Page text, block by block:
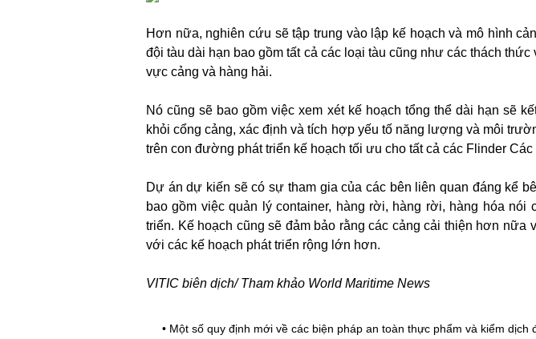
Hơn nữa, nghiên cứu sẽ tập trung vào lập kế hoạch và mô hình
đội tàu dài hạn bao gồm tất cả các loại tàu cũng như các thách
vực cảng và hàng hải.
Nó cũng sẽ bao gồm việc xem xét kế hoạch tổng thể dài hạn sẽ
khỏi cổng cảng, xác định và tích hợp yếu tố năng lượng và môi
trên con đường phát triển kế hoạch tối ưu cho tất cả các Flinder
Dự án dự kiến ​​sẽ có sự tham gia của các bên liên quan đáng kể
bao gồm việc quản lý container, hàng rời, hàng rời, hàng hóa nói
triển. Kế hoạch cũng sẽ đảm bảo rằng các cảng cải thiện hơn
với các kế hoạch phát triển rộng lớn hơn.
VITIC biên dịch/ Tham khảo World Maritime News
• Một số quy định mới về các biện pháp an toàn thực phẩm và kiểm